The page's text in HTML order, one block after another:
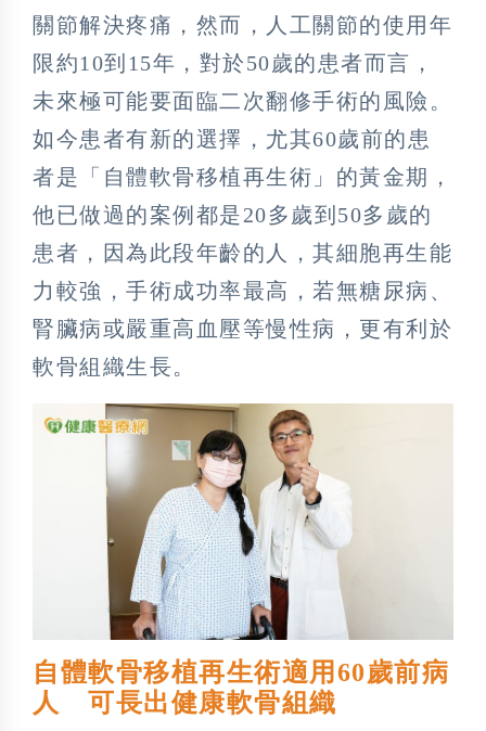
關節解決疼痛，然而，人工關節的使用年
限約10到15年，對於50歲的患者而言，
未來極可能要面臨二次翻修手術的風險。
如今患者有新的選擇，尤其60歲前的患
者是「自體軟骨移植再生術」的黃金期，
他已做過的案例都是20多歲到50多歲的
患者，因為此段年齡的人，其細胞再生能
力較強，手術成功率最高，若無糖尿病、
腎臟病或嚴重高血壓等慢性病，更有利於
軟骨組織生長。
自體軟骨移植再生術適用60歲前病
人 可長出健康軟骨組織